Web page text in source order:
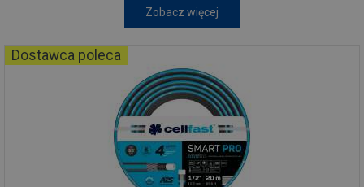
Zobacz więcej
Dostawca poleca